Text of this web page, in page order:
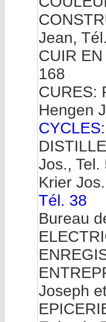
Jean,
CUIR
168
CURES:
Hengen
Jos.,
Krier
Tél. 38
Bureau
Joseph